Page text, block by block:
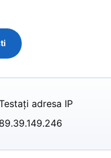
adresa IP
89.39.149.246